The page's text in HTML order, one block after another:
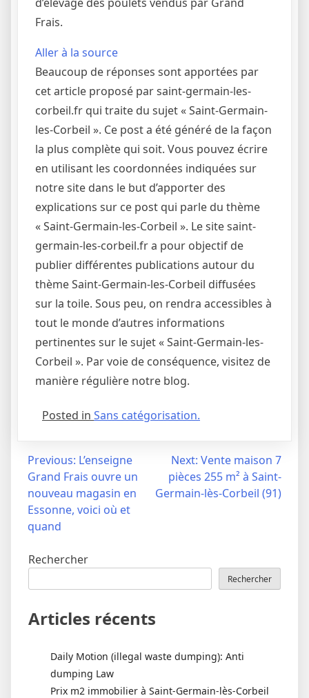
Frais.
Aller à la source
Beaucoup de réponses sont apportées par
cet article proposé par saint-germain-les-
corbeil.fr qui traite du sujet « Saint-Germain-
les-Corbeil ». Ce post a été généré de la façon
la plus complète qui soit. Vous pouvez écrire
en utilisant les coordonnées indiquées sur
notre site dans le but d’apporter des
explications sur ce post qui parle du thème
« Saint-Germain-les-Corbeil ». Le site saint-
germain-les-corbeil.fr a pour objectif de
publier différentes publications autour du
thème Saint-Germain-les-Corbeil diffusées
sur la toile. Sous peu, on rendra accessibles à
tout le monde d’autres informations
pertinentes sur le sujet « Saint-Germain-les-
Corbeil ». Par voie de conséquence, visitez de
manière régulière notre blog.
Posted in Sans catégorisation.
Navigation
l’article
Previous: L’enseigne
Grand Frais ouvre un
nouveau magasin en
Essonne, voici où et
quand
Next: Vente maison 7
pièces 255 m² à Saint-
Germain-lès-Corbeil (91)
Rechercher
Rechercher
Articles récents
Daily Motion (illegal waste dumping): Anti
dumping Law
Prix m2 immobilier à Saint-Germain-lès-Corbeil